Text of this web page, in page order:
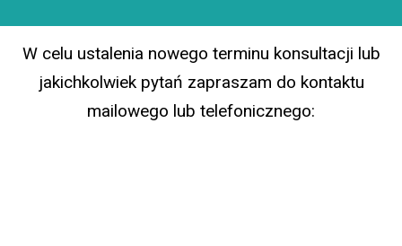
W celu ustalenia nowego terminu konsultacji lub
jakichkolwiek pytań zapraszam do kontaktu
mailowego lub telefonicznego: